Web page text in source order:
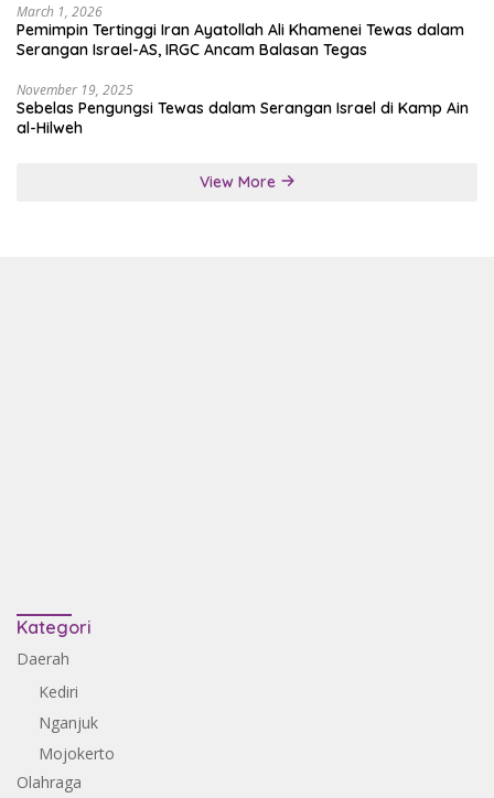
March 1, 2026
Pemimpin Tertinggi Iran Ayatollah Ali Khamenei Tewas dalam
Serangan Israel-AS, IRGC Ancam Balasan Tegas
November 19, 2025
Sebelas Pengungsi Tewas dalam Serangan Israel di Kamp Ain
al-Hilweh
View More
Kategori
Daerah
Kediri
Nganjuk
Mojokerto
Olahraga